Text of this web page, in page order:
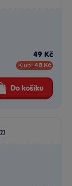
49 Kč
Klub: 48 Kč
Do košíku